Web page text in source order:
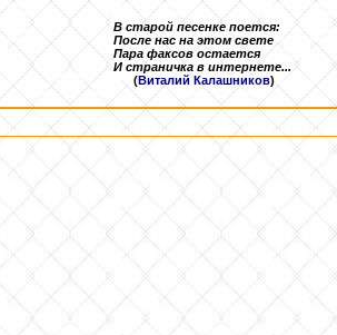
В старой песенке поется:
После нас на этом свете
Пара факсов остается
И страничка в интернете...
(Виталий Калашников)